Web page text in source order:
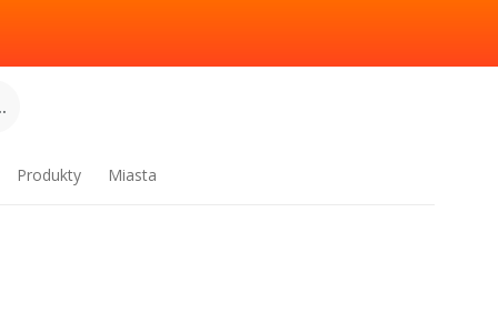
Produkty Miasta